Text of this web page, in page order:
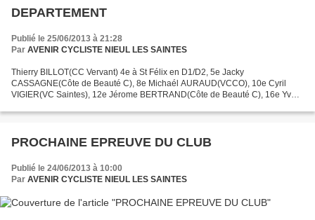
DEPARTEMENT
Publié le 25/06/2013 à 21:28
Par AVENIR CYCLISTE NIEUL LES SAINTES
Thierry BILLOT(CC Vervant) 4e à St Félix en D1/D2, 5e Jacky
CASSAGNE(Côte de Beauté C), 8e Michaél AURAUD(VCCO), 10e Cyril
VIGIER(VC Saintes), 12e Jérome BERTRAND(Côte de Beauté C), 16e Yvon
PROCHAINE EPREUVE DU CLUB
Publié le 24/06/2013 à 10:00
Par AVENIR CYCLISTE NIEUL LES SAINTES